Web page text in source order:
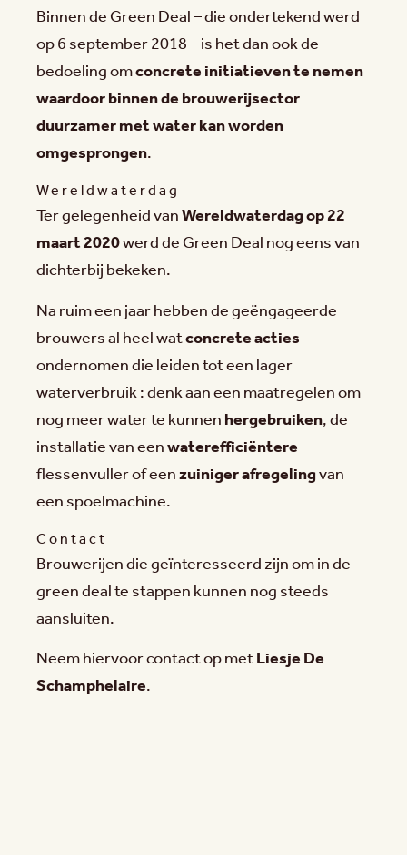
Binnen de Green Deal – die ondertekend werd
op 6 september 2018 – is het dan ook de
bedoeling omconcrete initiatieven te nemen
waardoor binnen de brouwerijsector
duurzamer met water kan worden
omgesprongen.
Wereldwaterdag
Ter gelegenheid vanWereldwaterdag op 22
maart 2020werd de Green Deal nog eens van
dichterbij bekeken.
Na ruim een jaar hebben de geëngageerde
brouwers al heel watconcrete acties
ondernomen die leiden tot een lager
waterverbruik : denk aan een maatregelen om
nog meer water te kunnenhergebruiken, de
installatie van eenwaterefficiëntere
flessenvuller of eenzuiniger afregelingvan
een spoelmachine.
Contact
Brouwerijen die geïnteresseerd zijn om in de
green deal te stappen kunnen nog steeds
aansluiten.
Neem hiervoor contact op metLiesje De
Schamphelaire.